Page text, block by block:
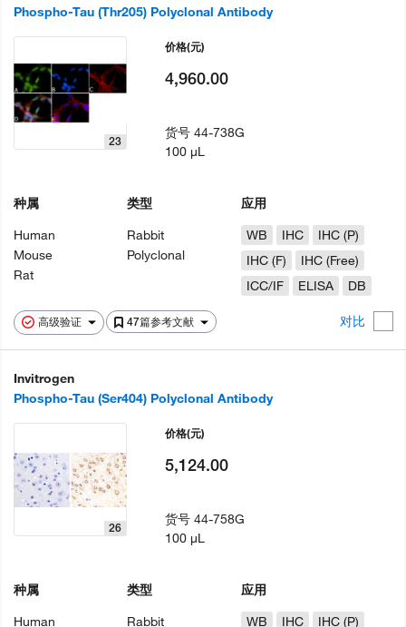
Phospho-Tau (Thr205) Polyclonal Antibody
高级验证 47篇参考文献 对比
23
种属
Human
Mouse
Rat
类型
Rabbit
Polyclonal
应用
WB
IHC
IHC (P)
IHC (F)
IHC (Free)
ICC/IF
ELISA DB
价格(元)
4,960.00
货号44-738G
100 µL
Invitrogen
Phospho-Tau (Ser404) Polyclonal Antibody
26
种属
Human
类型
Rabbit
应用
WB
IHC
IHC (P)
价格(元)
5,124.00
货号44-758G
100 µL